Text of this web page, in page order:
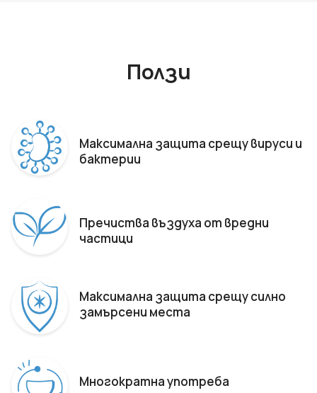
Ползи
Максимална защита срещу вируси и
бактерии
Пречиства въздуха от вредни
частици
Максимална защита срещу силно
замърсени места
Многократна употреба